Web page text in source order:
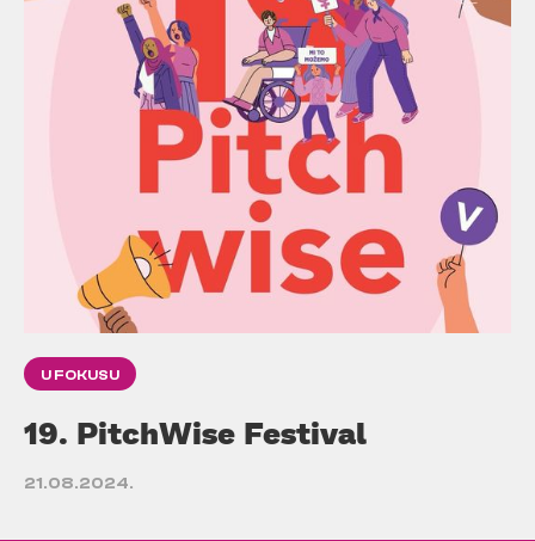
U FOKUSU
19. PitchWise Festival
21.08.2024.